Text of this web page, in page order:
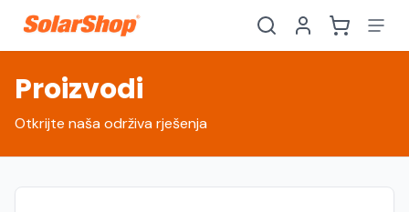
Proizvodi
Otkrijte naša održiva rješenja